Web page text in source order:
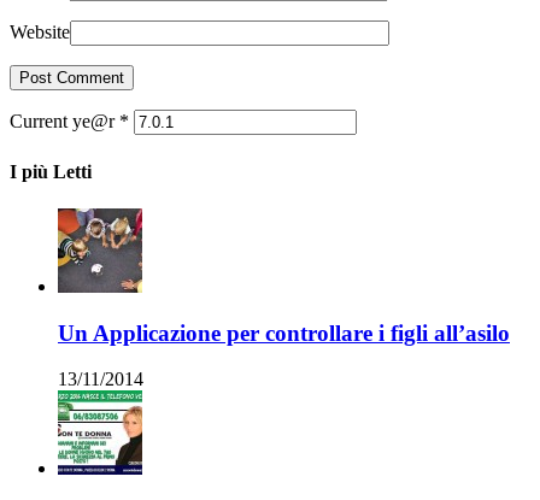
Website
Current ye@r *
I più Letti
Un Applicazione per controllare i figli all’asilo
13/11/2014